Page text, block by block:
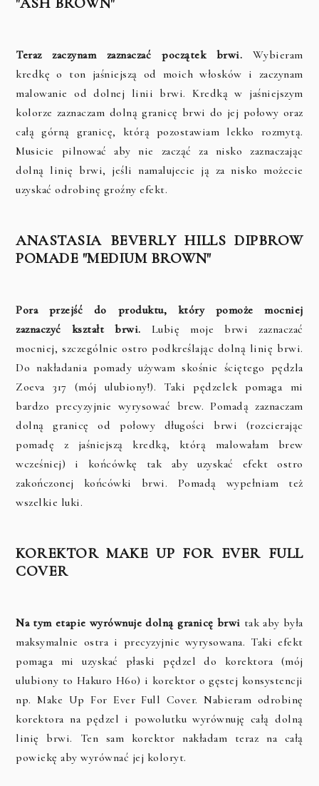
Teraz zaczynam zaznaczać początek brwi. Wybieram
kredkę o ton jaśniejszą od moich włosków i zaczynam
malowanie od dolnej linii brwi. Kredką w jaśniejszym
kolorze zaznaczam dolną granicę brwi do jej połowy oraz
całą górną granicę, którą pozostawiam lekko rozmytą.
Musicie pilnować aby nie zacząć za nisko zaznaczając
dolną linię brwi, jeśli namalujecie ją za nisko możecie
uzyskać odrobinę groźny efekt.
ANASTASIA BEVERLY HILLS DIPBROW
POMADE "MEDIUM BROWN"
Pora przejść do produktu, który pomoże mocniej
zaznaczyć kształt brwi. Lubię moje brwi zaznaczać
mocniej, szczególnie ostro podkreślając dolną linię brwi.
Do nakładania pomady używam skośnie ściętego pędzla
Zoeva 317 (mój ulubiony!). Taki pędzelek pomaga mi
bardzo precyzyjnie wyrysować brew. Pomadą zaznaczam
dolną granicę od połowy długości brwi (rozcierając
pomadę z jaśniejszą kredką, którą malowałam brew
wcześniej) i końcówkę tak aby uzyskać efekt ostro
zakończonej końcówki brwi. Pomadą wypełniam też
wszelkie luki.
KOREKTOR MAKE UP FOR EVER FULL
COVER
Na tym etapie wyrównuje dolną granicę brwi tak aby była
maksymalnie ostra i precyzyjnie wyrysowana. Taki efekt
pomaga mi uzyskać płaski pędzel do korektora (mój
ulubiony to Hakuro H60) i korektor o gęstej konsystencji
np. Make Up For Ever Full Cover. Nabieram odrobinę
korektora na pędzel i powolutku wyrównuję całą dolną
linię brwi. Ten sam korektor nakładam teraz na całą
powiekę aby wyrównać jej koloryt.